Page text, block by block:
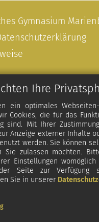
Ihre
ein optimales
Cookies, die für das
sind. Mit Ihrer
Anzeige externer Inhalte
werden. Sie können
Sie zulassen möchten.
Einstellungen
Seite zur Verfügung
Sie in unserer
Gymnasium